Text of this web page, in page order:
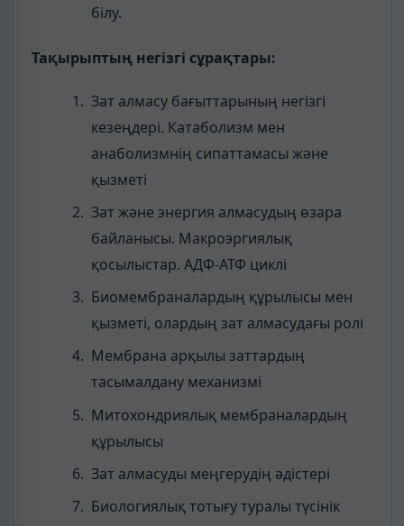
білу.
Тақырыптың негізгі сұрақтары:
Зат алмасу бағыттарының негізгі
кезеңдері. Катаболизм мен
анаболизмнің сипаттамасы және
қызметі
Зат және энергия алмасудың өзара
байланысы. Макроэргиялық
қосылыстар. АДФ-АТФ циклі
Биомембраналардың құрылысы мен
қызметі, олардың зат алмасудағы ролі
Мембрана арқылы заттардың
тасымалдану механизмі
Митохондриялық мембраналардың
құрылысы
Зат алмасуды меңгерудің әдістері
Биологиялық тотығу туралы түсінік